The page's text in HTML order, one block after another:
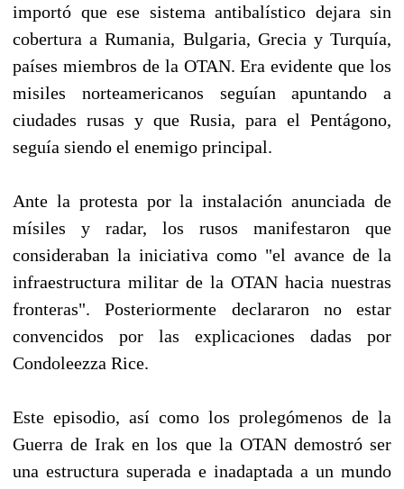
importó que ese sistema antibalístico dejara sin
cobertura a Rumania, Bulgaria, Grecia y Turquía,
países miembros de la OTAN. Era evidente que los
misiles norteamericanos seguían apuntando a
ciudades rusas y que Rusia, para el Pentágono,
seguía siendo el enemigo principal.
Ante la protesta por la instalación anunciada de
mísiles y radar, los rusos manifestaron que
consideraban la iniciativa como "el avance de la
infraestructura militar de la OTAN hacia nuestras
fronteras". Posteriormente declararon no estar
convencidos por las explicaciones dadas por
Condoleezza Rice.
Este episodio, así como los prolegómenos de la
Guerra de Irak en los que la OTAN demostró ser
una estructura superada e inadaptada a un mundo